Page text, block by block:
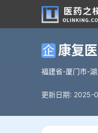
企 康复
福建省-厦门市-湖
更新日期: